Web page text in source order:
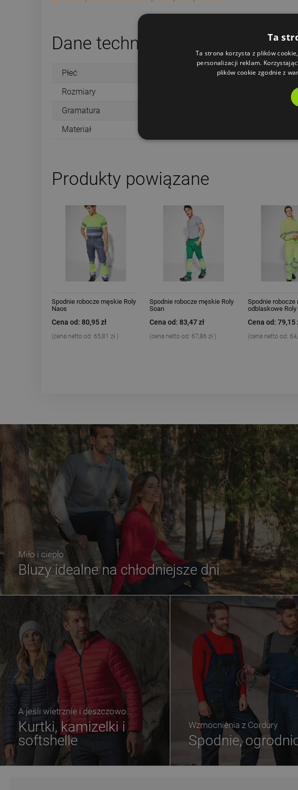
Dane techniczne
Płeć
Rozmiary
Gramatura
Materiał
Produkty powiązane
Spodnie robocze męskie Roly
Naos
Cena od: 80,95 zł
(cena netto od: 65,81 zł )
Spodnie robocze męskie Roly
Soan
Cena od: 83,47 zł
(cena netto od: 67,86 zł )
Spodnie robocze
odblaskowe Roly
Cena od: 79,15
(cena netto od:
Miło i ciepło
Bluzy idealne na chłodniejsze dni
A jeśli wietrznie i deszczowo...
Kurtki, kamizelki i
softshelle
Wzmocnienia z Cordury
Spodnie,
Ta
Ta strona korzysta z plików
personalizacji reklam.
plików cookie zgodnie z